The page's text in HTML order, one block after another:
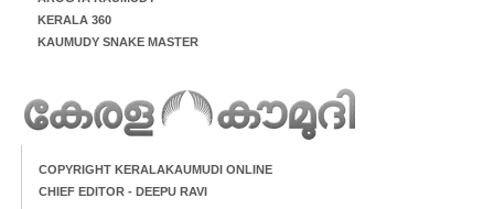
KERALA 360
KAUMUDY SNAKE MASTER
COPYRIGHT KERALAKAUMUDI ONLINE
CHIEF EDITOR - DEEPU RAVI